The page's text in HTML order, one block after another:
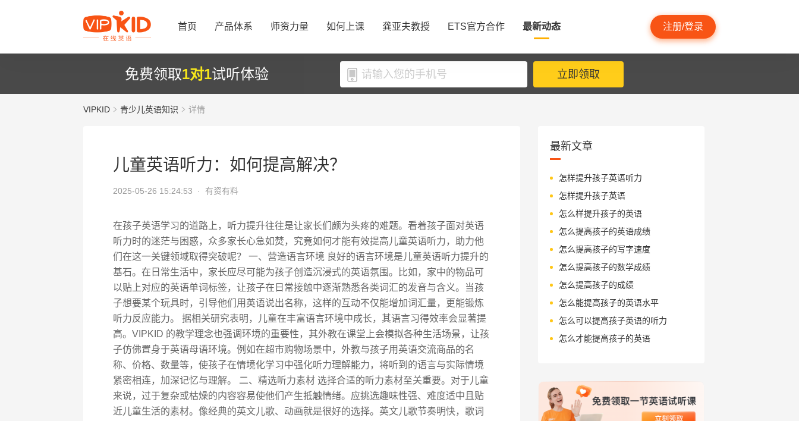
首页 产品体系 师资力量 如何上课 龚亚夫教授 ETS官方合作 最新动态 注册/登录
免费领取1对1试听体验 立即领取
VIPKID 青少儿英语知识 详情
儿童英语听力：如何提高解决？
2025-05-26 15:24:53 · 有资有料
在孩子英语学习的道路上，听力提升往往是让家长们颇为头疼的难题。看着孩子面对英语
听力时的迷茫与困惑，众多家长心急如焚，究竟如何才能有效提高儿童英语听力，助力他
们在这一关键领域取得突破呢？ 一、营造语言环境 良好的语言环境是儿童英语听力提升的
基石。在日常生活中，家长应尽可能为孩子创造沉浸式的英语氛围。比如，家中的物品可
以贴上对应的英语单词标签，让孩子在日常接触中逐渐熟悉各类词汇的发音与含义。当孩
子想要某个玩具时，引导他们用英语说出名称，这样的互动不仅能增加词汇量，更能锻炼
听力反应能力。 据相关研究表明，儿童在丰富语言环境中成长，其语言习得效率会显著提
高。VIPKID 的教学理念也强调环境的重要性，其外教在课堂上会模拟各种生活场景，让孩
子仿佛置身于英语母语环境。例如在超市购物场景中，外教与孩子用英语交流商品的名
称、价格、数量等，使孩子在情境化学习中强化听力理解能力，将听到的语言与实际情境
紧密相连，加深记忆与理解。 二、精选听力素材 选择合适的听力素材至关重要。对于儿童
来说，过于复杂或枯燥的内容容易使他们产生抵触情绪。应挑选趣味性强、难度适中且贴
近儿童生活的素材。像经典的英文儿歌、动画就是很好的选择。英文儿歌节奏明快，歌词
最新文章
怎样提升孩子英语听力
怎样提升孩子英语
怎么样提升孩子的英语
怎么提高孩子的英语成绩
怎么提高孩子的写字速度
怎么提高孩子的数学成绩
怎么提高孩子的成绩
怎么能提高孩子的英语水平
怎么可以提高孩子英语的听力
怎么才能提高孩子的英语